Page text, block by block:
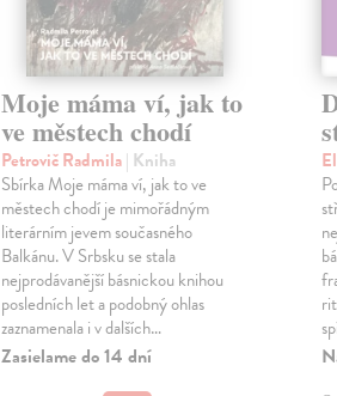
Moje máma ví, jak to
ve městech chodí
Petrovič Radmila| Kniha
Sbírka Moje máma ví, jak to ve
městech chodí je mimořádným
literárním jevem současného
Balkánu. V Srbsku se stala
nejprodávanější básnickou knihou
posledních let a podobný ohlas
zaznamenala i v dalších…
Zasielame do 14 dní